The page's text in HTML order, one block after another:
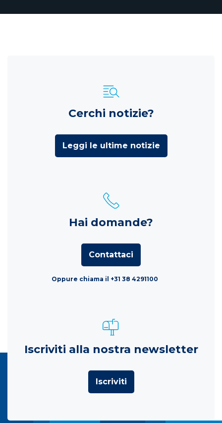
Cerchi notizie?
Leggi le ultime notizie
Hai domande?
Contattaci
Oppure chiama il +31 38 4291100
Iscriviti alla nostra newsletter
Iscriviti